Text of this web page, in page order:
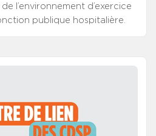
l’environnement d’exercice
publique hospitalière.